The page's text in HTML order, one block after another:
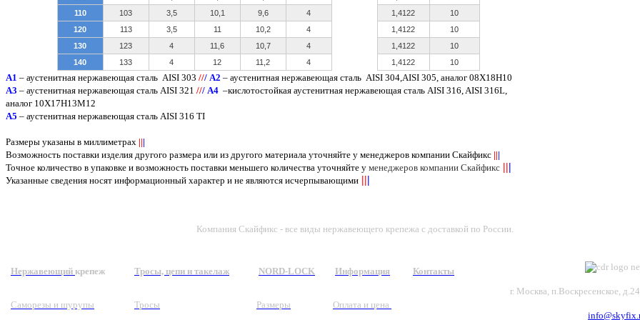
110
103 3,5 10,1 9,6 4 1,4122
10
120
113 3,5 11 10,2 4 1,4122
10
130
123 4 11,6 10,7 4 1,4122
10
140
133 4 12 11,2 4 1,4122 10
A1 – аустенитная нержавеющая сталь AISI 303 /// А2 – аустенитная нержавеющая сталь AISI 304, AISI 305, аналог 08Х18Н10
А3 – аустенитная нержавеющая сталь AISI 321 /// А4 –кислотостойкая аустенитная нержавеющая сталь AISI 316, AISI 316L
аналог 10Х17Н13М12
А5 – аустенитная нержавеющая сталь AISI 316 TI
Размеры указаны в миллиметрах |||
Возможность поставки изделия другого размера или из другого материала уточняйте у менеджеров компании Скайфикс |||
Точное количество в упаковке и возможность поставки меньшего количества уточняйте у менеджеров компании Скайфикс |||
Указанные сведения носят информационный характер и не являются исчерпывающими |||
Компания Скайфикс - все виды нержавеющего крепежа с доставкой по России.
Нержавеющий крепеж Тросы, цепи и такелаж NORD-LOCK Информация
Контакты
г. Москва, п.Воскресенское,
Саморезы и шурупы Тросы Размеры
Оплата и цена